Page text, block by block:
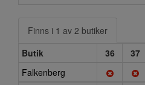
Finns i 1 av 2 butiker
Butik
36 37
Falkenberg